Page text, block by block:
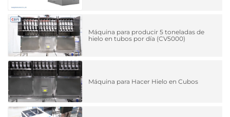
Máquina para producir 5 toneladas de
hielo en tubos por día (CV5000)
Máquina para Hacer Hielo en Cubos